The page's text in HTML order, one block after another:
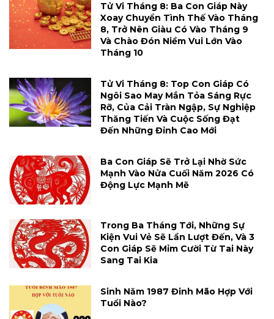
Tử Vi Tháng 8: Ba Con Giáp Này
Xoay Chuyển Tình Thế Vào Tháng
8, Trở Nên Giàu Có Vào Tháng 9
Và Chào Đón Niềm Vui Lớn Vào
Tháng 10
Tử Vi Tháng 8: Top Con Giáp Có
Ngôi Sao May Mắn Tỏa Sáng Rực
Rỡ, Của Cải Tràn Ngập, Sự Nghiệp
Thăng Tiến Và Cuộc Sống Đạt
Đến Những Đỉnh Cao Mới
Ba Con Giáp Sẽ Trở Lại Nhờ Sức
Mạnh Vào Nửa Cuối Năm 2026 Có
Động Lực Mạnh Mẽ
Trong Ba Tháng Tới, Những Sự
Kiện Vui Vẻ Sẽ Lần Lượt Đến, Và 3
Con Giáp Sẽ Mỉm Cười Từ Tai Này
Sang Tai Kia
Sinh Năm 1987 Đinh Mão Hợp Với
Tuổi Nào?